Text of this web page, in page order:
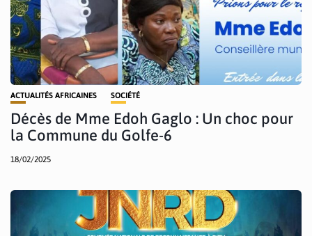
ACTUALITÉS AFRICAINES SOCIÉTÉ
Décès de Mme Edoh Gaglo : Un choc pour
la Commune du Golfe-6
18/02/2025